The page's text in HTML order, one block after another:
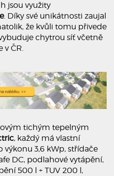
jsou využity
. Díky své unikátnosti zaujal
že kvůli tomu přivede
chytrou síť včetně
v ČR.
tichým tepelným
, každý má vlastní
výkonu 3,6 kWp, střídače
DC, podlahové vytápění,
500 l + TUV 200 l,